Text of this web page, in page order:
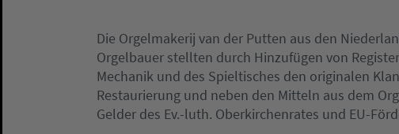
Die Orgelmakerij van der Putten aus den
Orgelbauer stellten durch Hinzufügen von
Mechanik und des Spieltisches den originalen
Restaurierung und neben den Mitteln aus dem
Gelder des Ev.-luth. Oberkirchenrates und EU-